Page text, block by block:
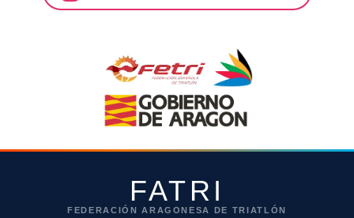
FATRI
FEDERACIÓN ARAGONESA DE TRIATLÓN